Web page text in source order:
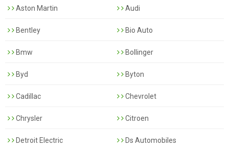
Aston Martin Audi
Bentley Bio Auto
Bmw Bollinger
Byd Byton
Cadillac Chevrolet
Chrysler Citroen
Detroit Electric Ds Automobiles